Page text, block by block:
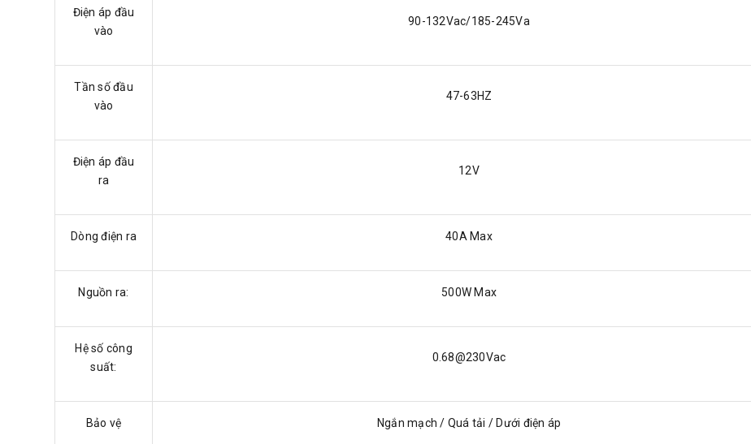
Điện áp đầu
vào
90-132Vac/185-245Va
Tần số đầu
vào
47-63HZ
Điện áp đầu
ra
12V
Dòng điện ra 40A Max
Nguồn ra: 500W Max
Hệ số công
suất:
0.68@230Vac
Bảo vệ Ngắn mạch / Quá tải / Dưới điện áp